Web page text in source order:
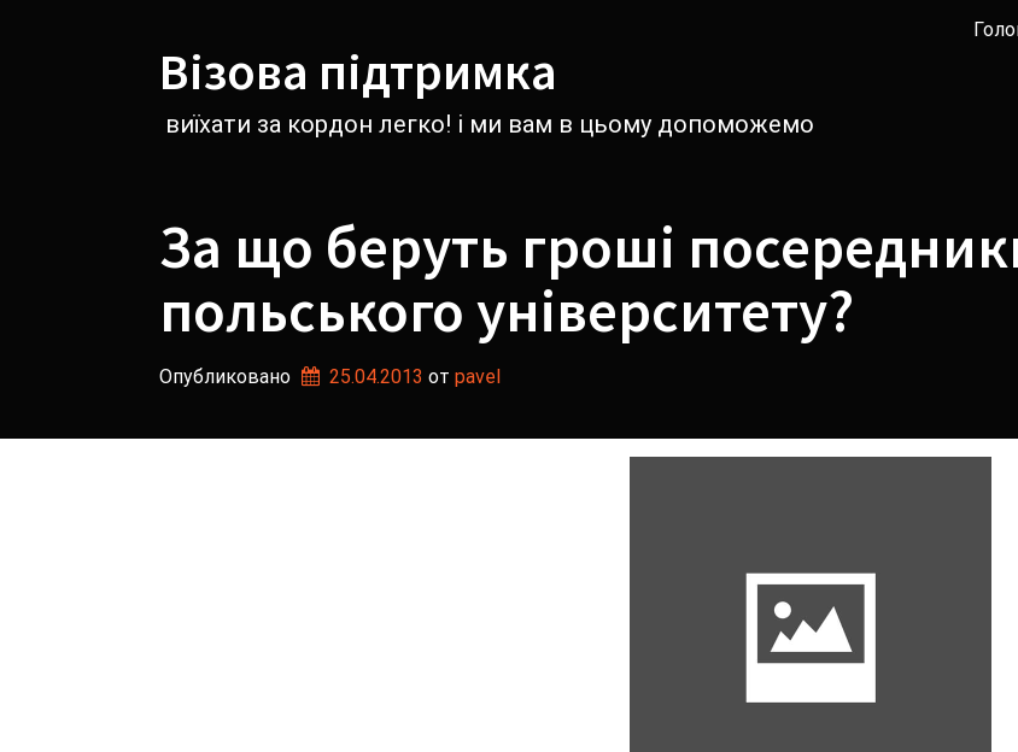
Візова підтримка
виїхати за кордон легко! і ми вам в цьому допоможемо
За що беруть гроші
польського університету?
Опубликовано 25.04.2013 от pavel